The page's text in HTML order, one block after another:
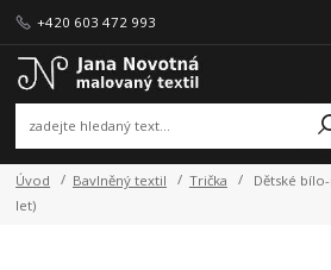
+420 603 472 993
Úvod Bavlněný textil Trička
Dětské
let)